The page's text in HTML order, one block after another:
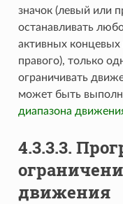
значок (левый или
останавливать
активных концевых
правого), только
ограничивать
может быть
диапазона
4.3.3.3.
движения